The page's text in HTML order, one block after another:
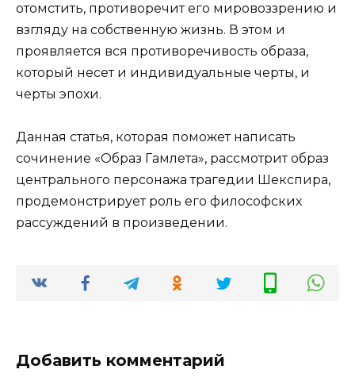
отомстить, противоречит его мировоззрению и
взгляду на собственную жизнь. В этом и
проявляется вся противоречивость образа,
который несет и индивидуальные черты, и
черты эпохи.
Данная статья, которая поможет написать
сочинение «Образ Гамлета», рассмотрит образ
центрального персонажа трагедии Шекспира,
продемонстрирует роль его философских
рассуждений в произведении.
Добавить комментарий